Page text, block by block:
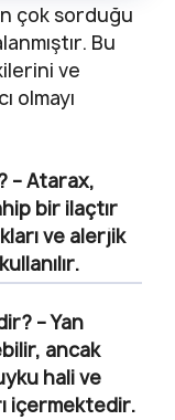
çok sorduğu
Bu
ve
olmayı
– Atarax,
bir ilaçtır
ve alerjik
– Yan
ancak
hali ve
içermektedir.